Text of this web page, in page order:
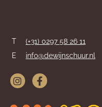
T
(+31) 0297 58 26 11
E
info@dewijnschuur.nl